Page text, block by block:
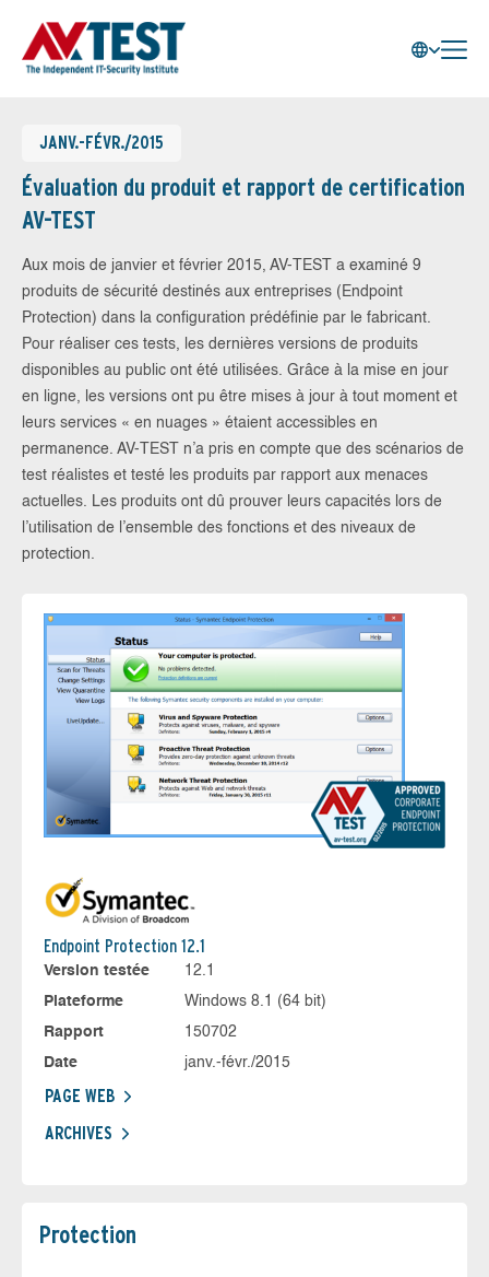
JANV.-FÉVR./2015
Évaluation du produit et rapport de certification
AV-TEST
Aux mois de janvier et février 2015, AV-TEST a examiné 9
produits de sécurité destinés aux entreprises (Endpoint
Protection) dans la configuration prédéfinie par le fabricant.
Pour réaliser ces tests, les dernières versions de produits
disponibles au public ont été utilisées. Grâce à la mise en jour
en ligne, les versions ont pu être mises à jour à tout moment et
leurs services « en nuages » étaient accessibles en
permanence. AV-TEST n’a pris en compte que des scénarios de
test réalistes et testé les produits par rapport aux menaces
actuelles. Les produits ont dû prouver leurs capacités lors de
l’utilisation de l’ensemble des fonctions et des niveaux de
protection.
Endpoint Protection 12.1
Version testée
12.1
Plateforme
Windows 8.1 (64 bit)
Rapport
150702
Date
janv.-févr./2015
PAGE WEB
ARCHIVES
Protection